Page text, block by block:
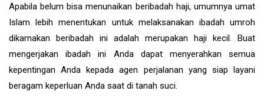
Apabila belum bisa menunaikan beribadah haji, umumnya umat
Islam lebih menentukan untuk melaksanakan ibadah umroh
dikarnakan beribadah ini adalah merupakan haji kecil. Buat
mengerjakan ibadah ini Anda dapat menyerahkan semua
kepentingan Anda kepada agen perjalanan yang siap layani
beragam keperluan Anda saat di tanah suci.